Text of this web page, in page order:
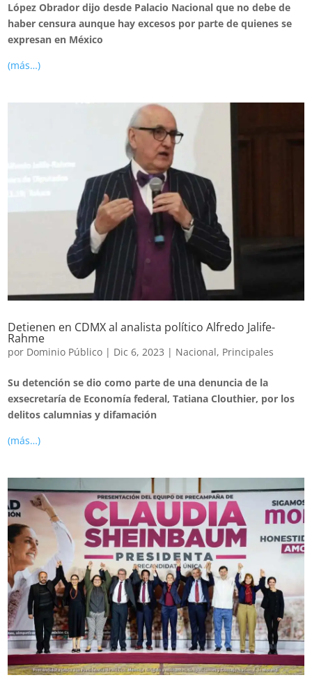
López Obrador dijo desde Palacio Nacional que no debe de
haber censura aunque hay excesos por parte de quienes se
expresan en México
(más…)
Detienen en CDMX al analista político Alfredo Jalife-
Rahme
por Dominio Público | Dic 6, 2023 | Nacional, Principales
Su detención se dio como parte de una denuncia de la
exsecretaría de Economía federal, Tatiana Clouthier, por los
delitos calumnias y difamación
(más…)